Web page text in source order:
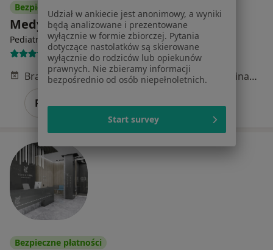
Bezpieczne płatności
Medyk Dla Ciebie
Pediatria, Medycyna rodzinna, Neurologia·Więcej
3548 opinii
Brak dostępnych specjalistów z wolnymi terminami w tym centrum medycznym.
Pokaż profil
Bezpieczne płatności
Udział w ankiecie jest anonimowy, a wyniki
będą analizowane i prezentowane
wyłącznie w formie zbiorczej. Pytania
dotyczące nastolatków są skierowane
wyłącznie do rodziców lub opiekunów
prawnych. Nie zbieramy informacji
bezpośrednio od osób niepełnoletnich.
Start survey